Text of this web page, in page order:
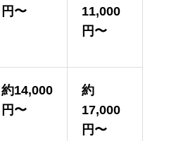
円〜
11,000
円〜
約14,000
円〜
約
17,000
円〜